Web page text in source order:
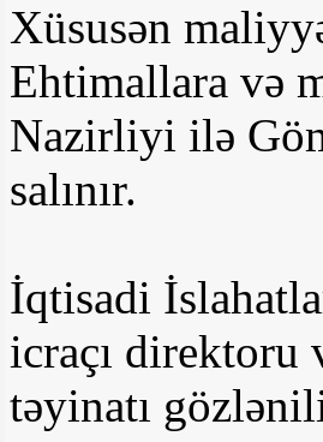
Xüsusən
Ehtimallara və
Nazirliyi ilə
salınır.
İqtisadi
icraçı direktoru
təyinatı